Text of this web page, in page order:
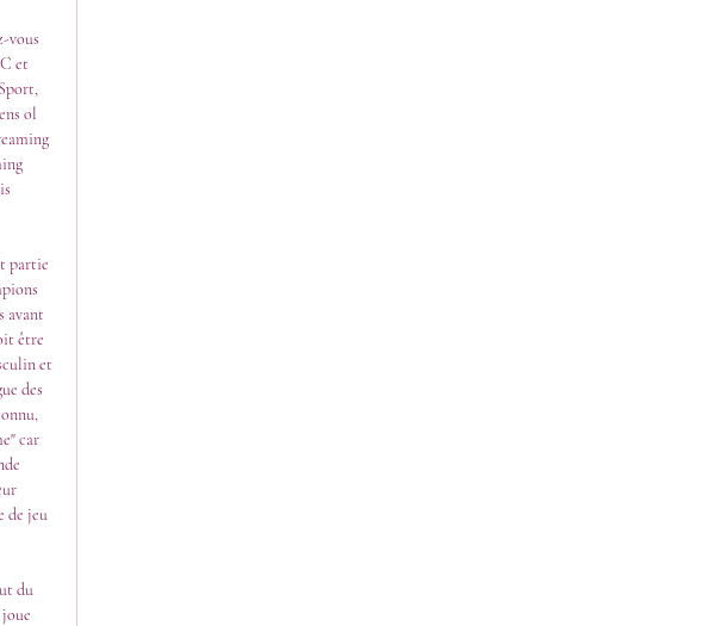
vous
et
ol
partie
avant
être
et
des
car
de jeu
du